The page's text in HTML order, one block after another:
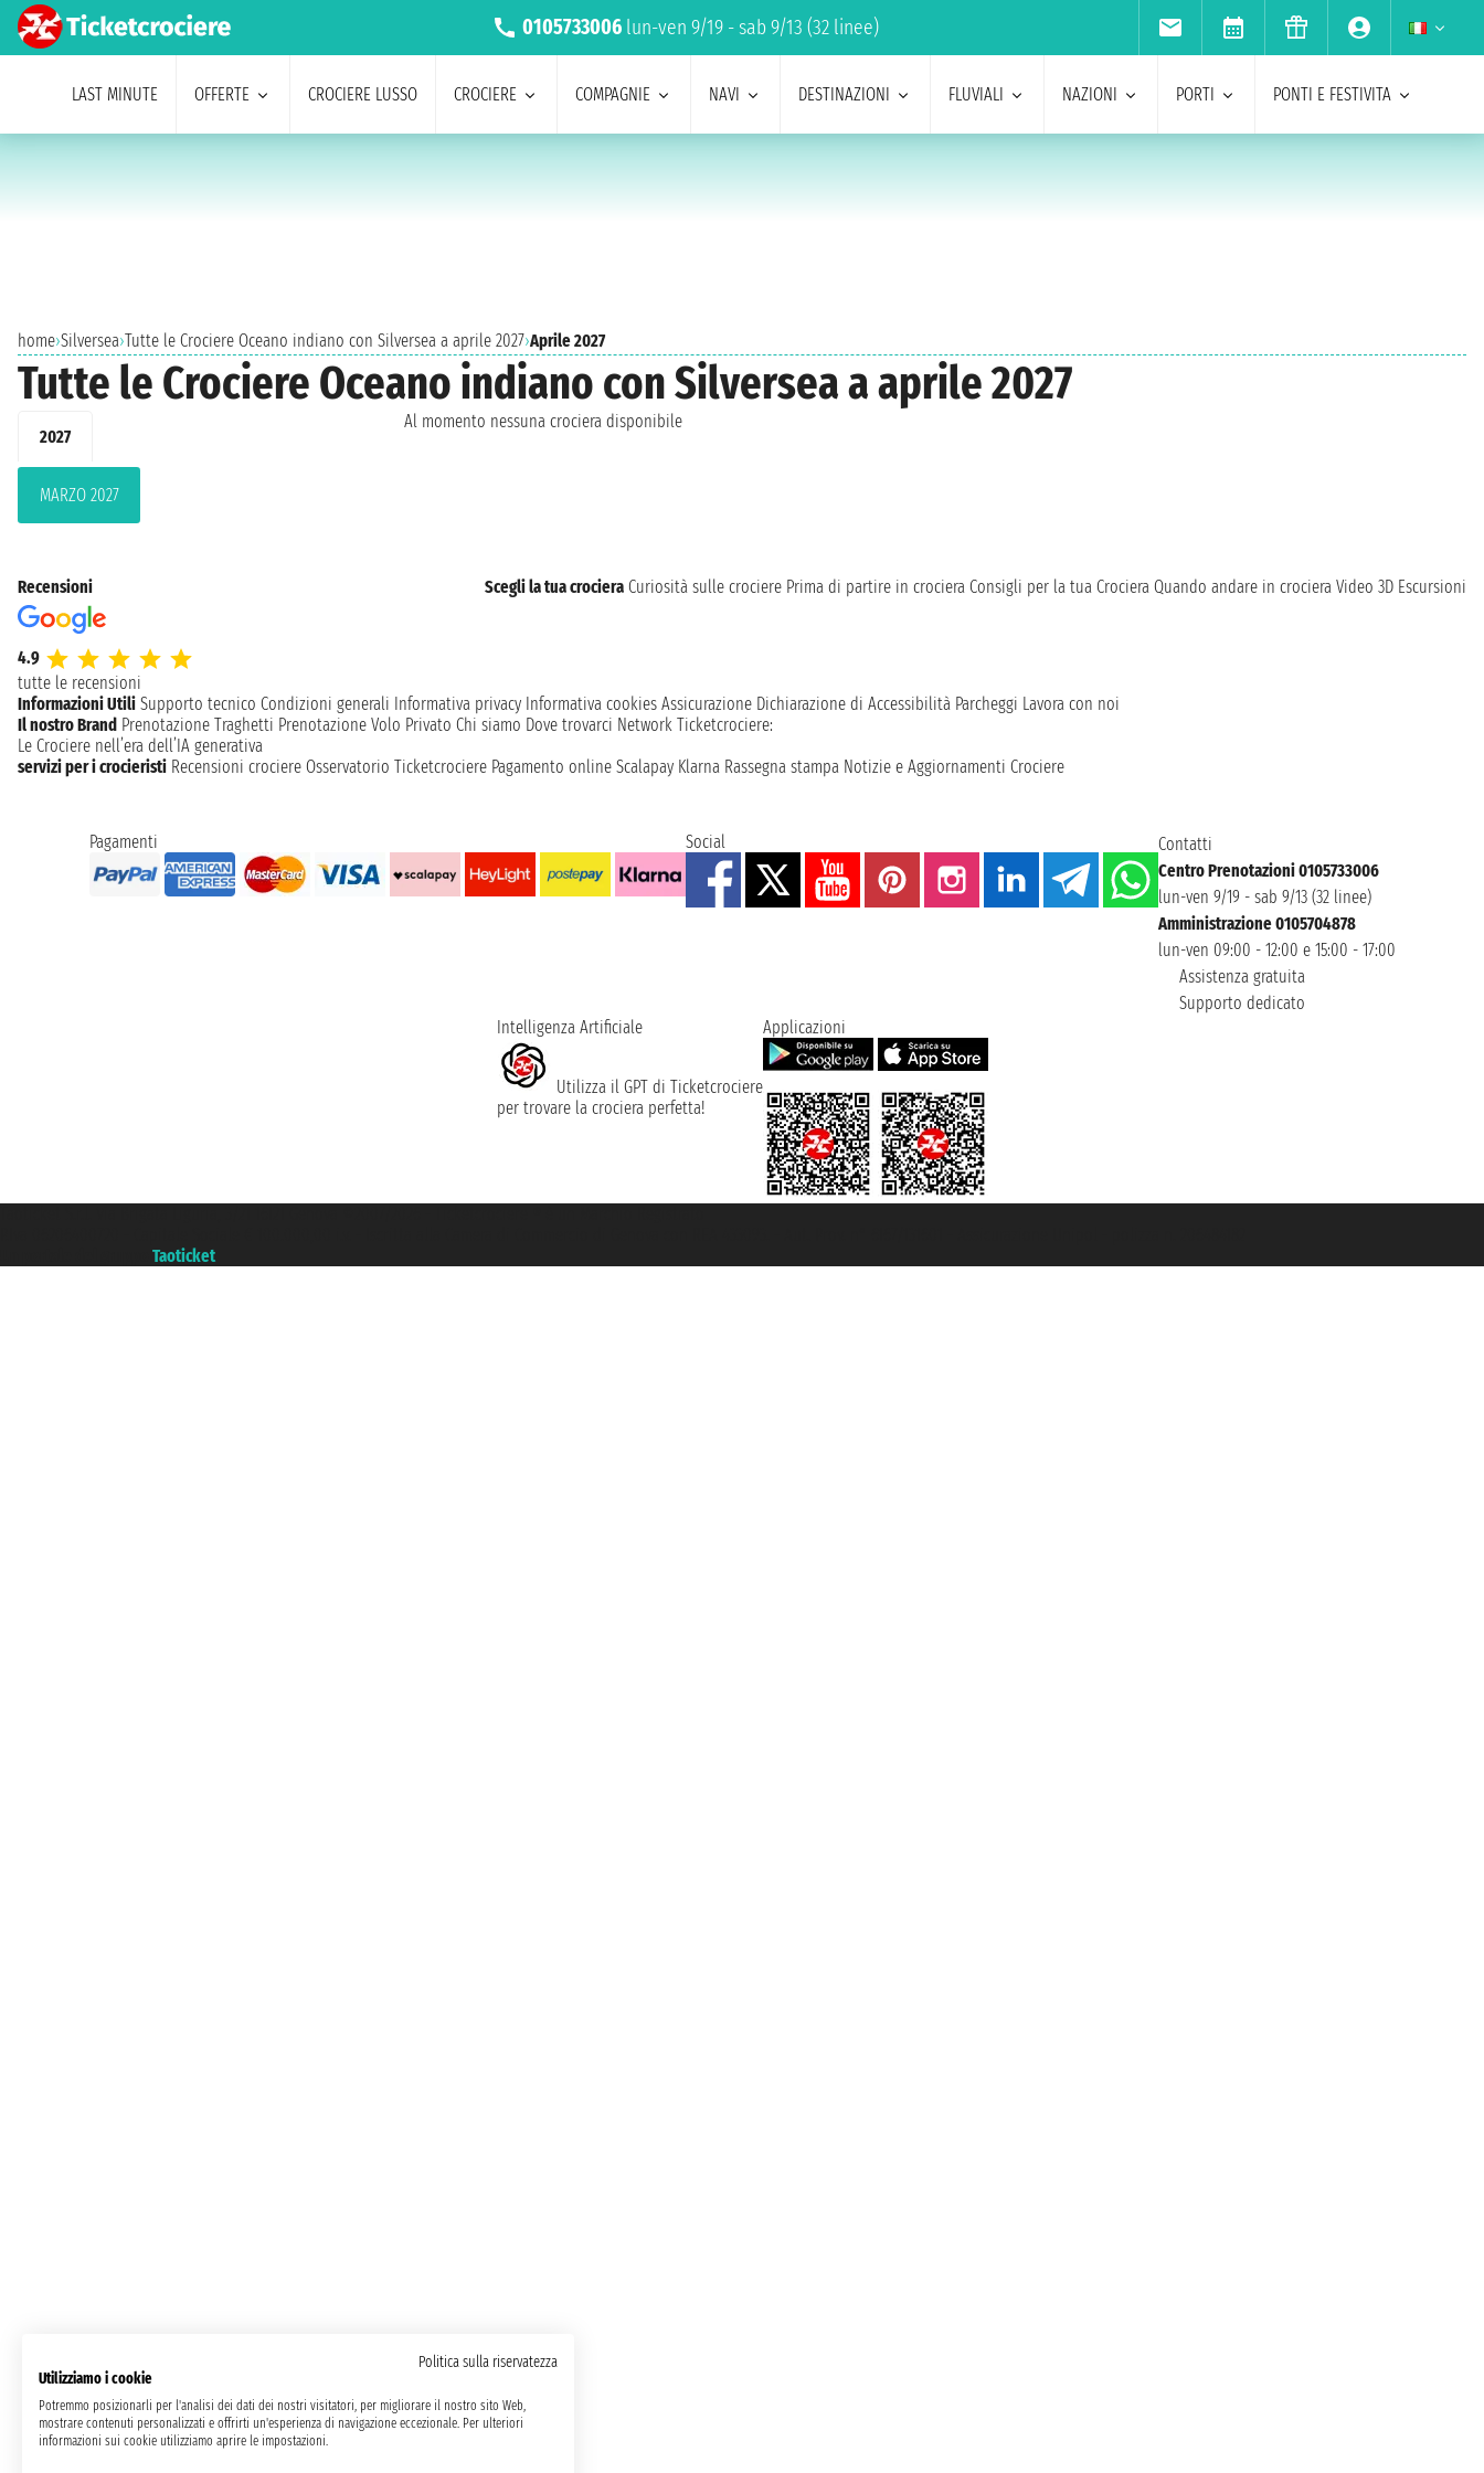
0105733006 lun-ven 9/19 - sab 9/13 (32 linee)
LAST MINUTE OFFERTE CROCIERE LUSSO CROCIERE COMPAGNIE NAVI DESTINAZIONI FLUVIALI NAZIONI PORTI PONTI E FESTIVITA
home›Silversea›Tutte le Crociere Oceano indiano con Silversea a aprile 2027›Aprile 2027
Tutte le Crociere Oceano indiano con Silversea a aprile 2027
2027
MARZO 2027
Al momento nessuna crociera disponibile
Recensioni
4.9
tutte le recensioni
Scegli la tua crociera Curiosità sulle crociere Prima di partire in crociera Consigli per la tua Crociera Quando andare in crociera Video 3D Escursioni
Informazioni Utili Supporto tecnico Condizioni generali Informativa privacy Informativa cookies Assicurazione Dichiarazione di Accessibilità Parcheggi Lavora con noi
Il nostro Brand Prenotazione Traghetti Prenotazione Volo Privato Chi siamo Dove trovarci Network Ticketcrociere:
Le Crociere nell’era dell’IA generativa
servizi per i crocieristi Recensioni crociere Osservatorio Ticketcrociere Pagamento online Scalapay Klarna Rassegna stampa Notizie e Aggiornamenti Crociere
Pagamenti Social
Contatti
Centro Prenotazioni 0105733006
lun-ven 9/19 - sab 9/13 (32 linee)
Amministrazione 0105704878
lun-ven 09:00 - 12:00 e 15:00 - 17:00
Assistenza gratuita
Supporto dedicato
Intelligenza Artificiale
Utilizza il GPT di Ticketcrociere
per trovare la crociera perfetta!
Applicazioni
Taoticket
Politica sulla riservatezza
Utilizziamo i cookie
Potremmo posizionarli per l'analisi dei dati dei nostri visitatori, per migliorare il nostro sito Web,
mostrare contenuti personalizzati e offrirti un'esperienza di navigazione eccezionale. Per ulteriori
informazioni sui cookie utilizziamo aprire le impostazioni.